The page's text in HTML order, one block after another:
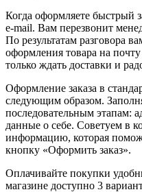
Когда оформляете быстрый
e-mail. Вам перезвонит
По результатам разговора
оформления товара на
только ждать доставки и
Оформление заказа в
следующим образом.
последовательным этапам:
данные о себе. Советуем в
информацию, которая
кнопку «Оформить заказ».
Оплачивайте покупки
магазине доступно 3